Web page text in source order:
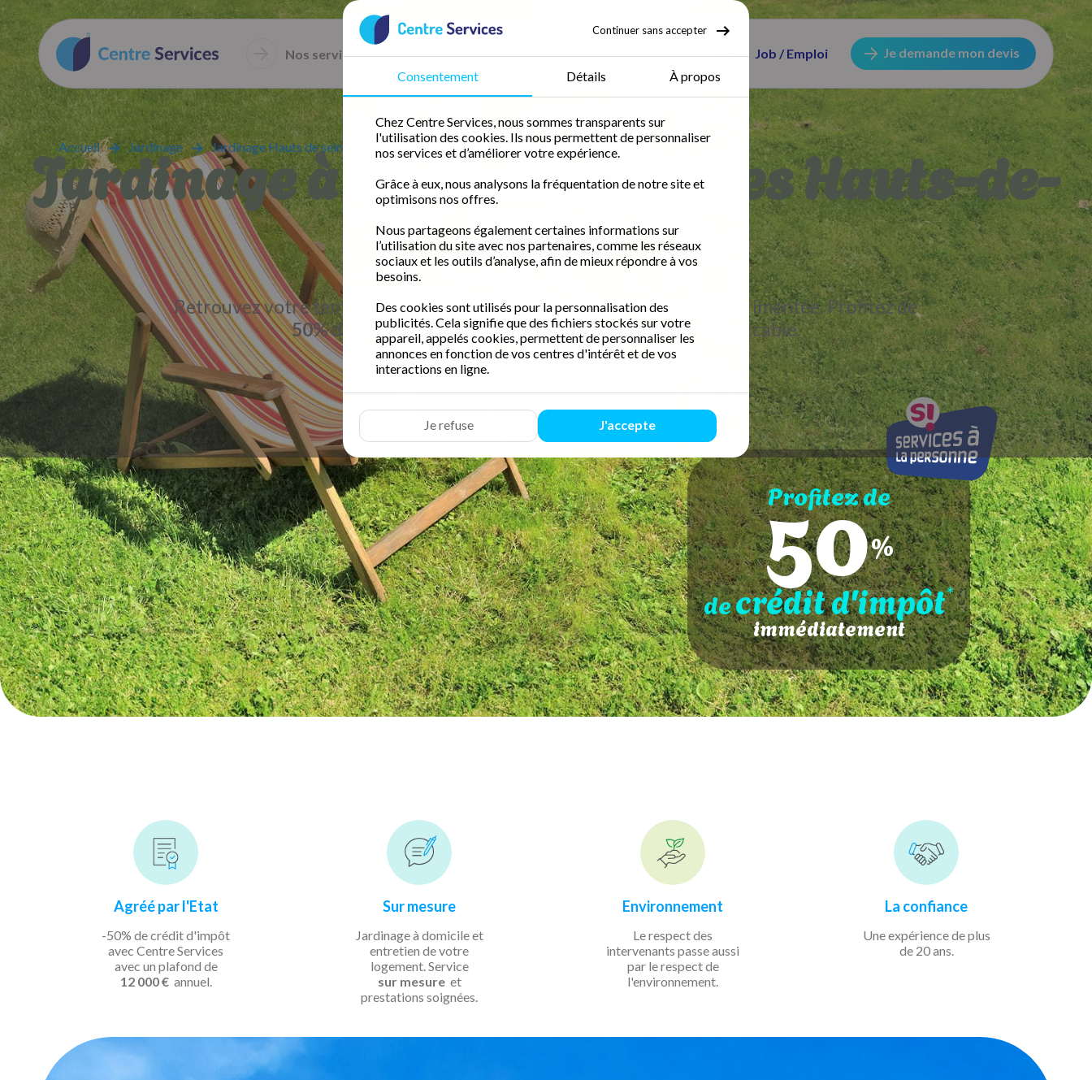
Nos services 50 % de crédit d’impôt Job / Emploi Je demande mon devis
Continuer sans accepter
Consentement Détails À propos
Chez Centre Services, nous sommes transparents sur
l'utilisation des cookies. Ils nous permettent de personnaliser
nos services et d’améliorer votre expérience.
Grâce à eux, nous analysons la fréquentation de notre site et
optimisons nos offres.
Nous partageons également certaines informations sur
l’utilisation du site avec nos partenaires, comme les réseaux
sociaux et les outils d’analyse, afin de mieux répondre à vos
besoins.
Des cookies sont utilisés pour la personnalisation des
publicités. Cela signifie que des fichiers stockés sur votre
appareil, appelés cookies, permettent de personnaliser les
annonces en fonction de vos centres d'intérêt et de vos
interactions en ligne.
Je refuse J'accepte
Accueil Jardinage Jardinage Hauts de seine
Jardinage à domicile dans les Hauts-de-
Seine
Retrouvez votre temps libre avec une femme de ménage fiable et expérimentée. Profitez de
50% de crédit d'impôt immédiatpour un domicile impeccable.
Profitez de
50%
decrédit d'impôt*
immédiatement
Agréé par l'Etat
-50% de crédit d'impôt
avec Centre Services
avec un plafond de
12 000 € annuel.
Sur mesure
Jardinage à domicile et
entretien de votre
logement. Service
sur mesure et
prestations soignées.
Environnement
Le respect des
intervenants passe aussi
par le respect de
l'environnement.
La confiance
Une expérience deplus
de 20 ans.